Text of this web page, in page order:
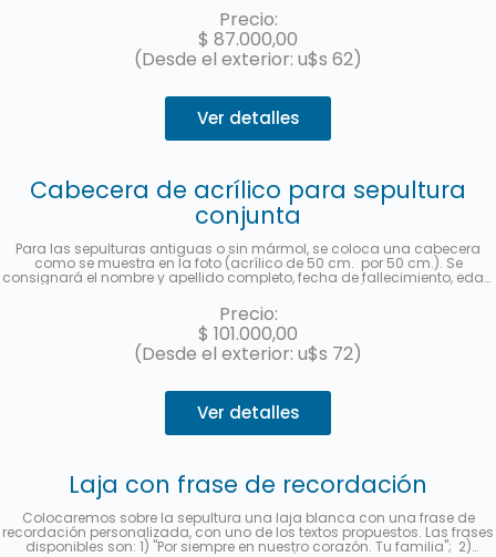
sepultura). Se enviará una foto una vez finalizado el trabajo. Hasta 3
cuotas sin interés con MercadoPago.
Precio:
$ 87.000,00
(Desde el exterior: u$s 62)
Ver detalles
Cabecera de acrílico para sepultura
conjunta
Para las sepulturas antiguas o sin mármol, se coloca una cabecera
como se muestra en la foto (acrílico de 50 cm. por 50 cm.). Se
consignará el nombre y apellido completo, fecha de fallecimiento, edad
sepultura) de cada fallecido. Se enviará una foto una vez finalizado el
trabajo. Hasta 3 cuotas sin interés con MercadoPago.
Precio:
$ 101.000,00
(Desde el exterior: u$s 72)
Ver detalles
Laja con frase de recordación
Colocaremos sobre la sepultura una laja blanca con una frase de
recordación personalizada, con uno de los textos propuestos. Las frases
disponibles son: 1) "Por siempre en nuestro corazón. Tu familia"; 2)